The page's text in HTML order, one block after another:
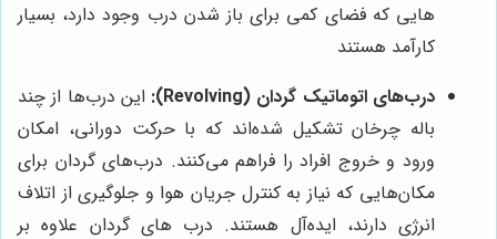
هایی که فضای کمی برای باز شدن درب وجود دارد، بسیار
کارآمد هستند
درب‌های اتوماتیک گردان (Revolving):
این درب‌ها از چند
باله چرخان تشکیل شده‌اند که با حرکت دورانی، امکان
ورود و خروج افراد را فراهم می‌کنند. درب‌های گردان برای
مکان‌هایی که نیاز به کنترل جریان هوا و جلوگیری از اتلاف
انرژی دارند، ایده‌آل هستند. درب های گردان علاوه بر